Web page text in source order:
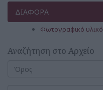
ΔΙΑΦΟΡΑ
Φωτογραφικό υλικό
Αναζήτηση στο Αρχείο